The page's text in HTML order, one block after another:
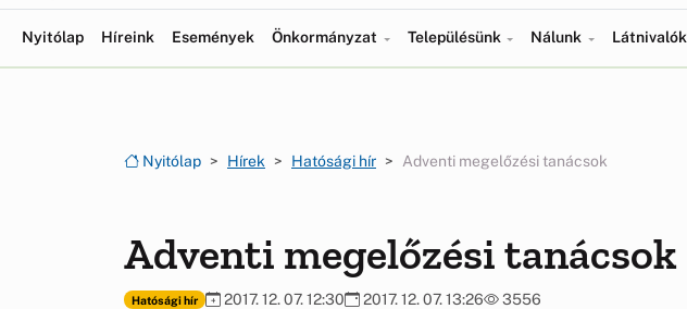
Nyitólap Híreink Események Önkormányzat Településünk Nálunk Látnivalók
Nyitólap Hírek Hatósági hír Adventi megelőzési tanácsok
Adventi megelőzési tanácsok
Hatósági hír 2017. 12. 07. 12:30 2017. 12. 07. 13:26 3556